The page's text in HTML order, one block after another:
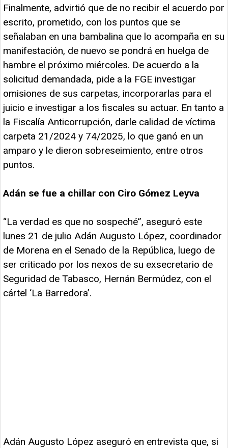
Finalmente, advirtió que de no recibir el acuerdo por
escrito, prometido, con los puntos que se
señalaban en una bambalina que lo acompaña en su
manifestación, de nuevo se pondrá en huelga de
hambre el próximo miércoles. De acuerdo a la
solicitud demandada, pide a la FGE investigar
omisiones de sus carpetas, incorporarlas para el
juicio e investigar a los fiscales su actuar. En tanto a
la Fiscalía Anticorrupción, darle calidad de víctima
carpeta 21/2024 y 74/2025, lo que ganó en un
amparo y le dieron sobreseimiento, entre otros
puntos.
Adán se fue a chillar con Ciro Gómez Leyva
“La verdad es que no sospeché”, aseguró este
lunes 21 de julio Adán Augusto López, coordinador
de Morena en el Senado de la República, luego de
ser criticado por los nexos de su exsecretario de
Seguridad de Tabasco, Hernán Bermúdez, con el
cártel ‘La Barredora’.
Adán Augusto López aseguró en entrevista que, si